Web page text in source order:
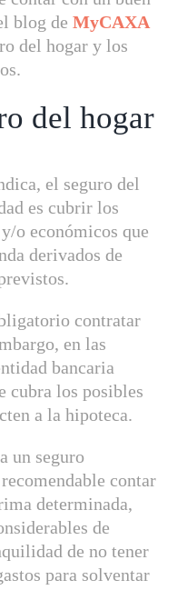
blog de MyCAXA
del hogar y los
del hogar
el seguro del
es cubrir los
o económicos que
derivados de
contratar
en las
bancaria
cubra los posibles
a la hipoteca.
un seguro
contar
determinada,
de
de no tener
para solventar